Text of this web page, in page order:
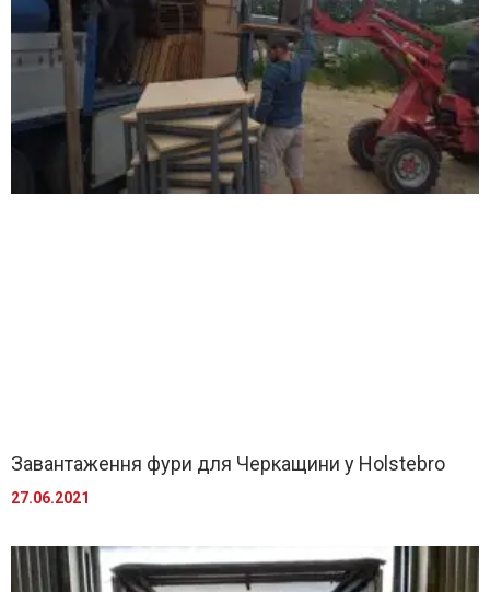
Завантаження фури для Черкащини у Holstebro
27.06.2021